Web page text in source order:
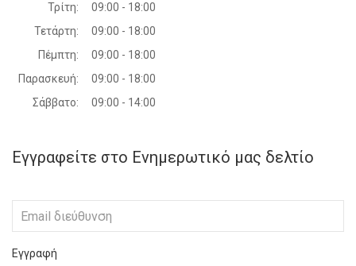
Τρίτη:
09:00 - 18:00
Τετάρτη:
09:00 - 18:00
Πέμπτη:
09:00 - 18:00
Παρασκευή:
09:00 - 18:00
Σάββατο:
09:00 - 14:00
Εγγραφείτε στο Ενημερωτικό μας δελτίο
Εγγραφή